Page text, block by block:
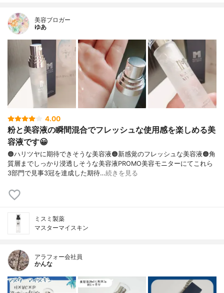
美容ブロガー
ゆあ
4.00
粉と美容液の瞬間混合でフレッシュな使用感を楽しめる美
容液です😀
🟠ハリツヤに期待できそうな美容液🟠新感覚のフレッシュな美容液🟠角
質層までしっかり浸透しそうな美容液PROMO美容モニターにてこれら
3部門で見事3冠を達成した期待…続きを見る
ミスミ製薬
マスターマイスキン
アラフォー会社員
かんな